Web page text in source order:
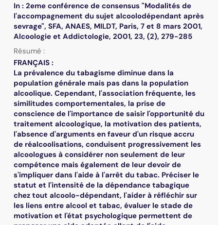
In : 2eme conférence de consensus "Modalités de
l'accompagnement du sujet alcoolodépendant après
sevrage", SFA, ANAES, MILDT, Paris, 7 et 8 mars 2001,
Alcoologie et Addictologie, 2001, 23, (2), 279-285
Résumé :
FRANÇAIS :
La prévalence du tabagisme diminue dans la
population générale mais pas dans la population
alcoolique. Cependant, l'association fréquente, les
similitudes comportementales, la prise de
conscience de l'importance de saisir l'opportunité du
traitement alcoologique, la motivation des patients,
l'absence d'arguments en faveur d'un risque accru
de réalcoolisations, conduisent progressivement les
alcoologues à considérer non seulement de leur
compétence mais également de leur devoir de
s'impliquer dans l'aide à l'arrêt du tabac. Préciser le
statut et l'intensité de la dépendance tabagique
chez tout alcoolo-dépendant, l'aider à réfléchir sur
les liens entre alcool et tabac, évaluer le stade de
motivation et l'état psychologique permettent de